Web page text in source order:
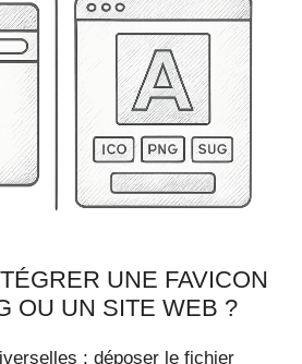
UNE FAVICON
OU UN SITE WEB ?
: déposer le fichier